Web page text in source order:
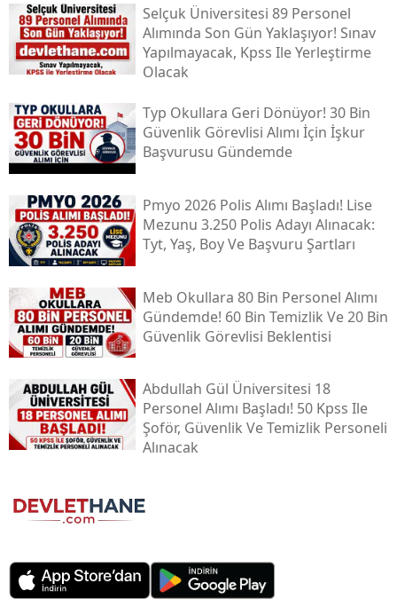
Selçuk Üniversitesi 89 Personel
Alımında Son Gün Yaklaşıyor! Sınav
Yapılmayacak, Kpss Ile Yerleştirme
Olacak
Typ Okullara Geri Dönüyor! 30 Bin
Güvenlik Görevlisi Alımı İçin İşkur
Başvurusu Gündemde
Pmyo 2026 Polis Alımı Başladı! Lise
Mezunu 3.250 Polis Adayı Alınacak:
Tyt, Yaş, Boy Ve Başvuru Şartları
Meb Okullara 80 Bin Personel Alımı
Gündemde! 60 Bin Temizlik Ve 20 Bin
Güvenlik Görevlisi Beklentisi
Abdullah Gül Üniversitesi 18
Personel Alımı Başladı! 50 Kpss Ile
Şoför, Güvenlik Ve Temizlik Personeli
Alınacak